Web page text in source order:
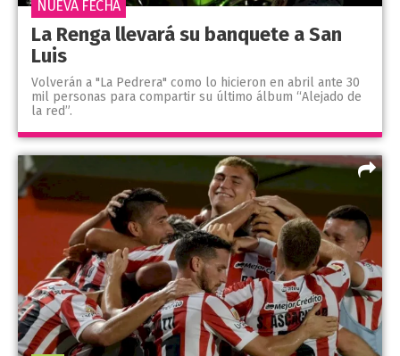
La Renga llevará su banquete a San
Luis
Volverán a "La Pedrera" como lo hicieron en abril ante 30
mil personas para compartir su último álbum “Alejado de
la red”.
NUEVA FECHA